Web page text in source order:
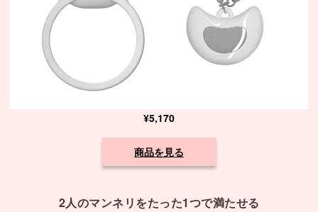
¥5,170
商品を見る
2人のマンネリをたった1つで満たせる